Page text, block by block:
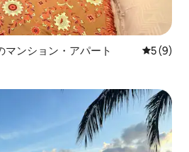
マンション・アパート レビュー
5 (9)